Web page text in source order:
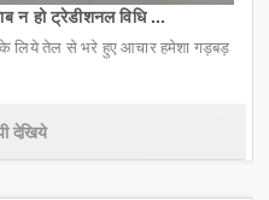
न हो ट्रेडीशनल विधि ...
लिये तेल से भरे हुए आचार हमेशा गड़बड़
देखिये